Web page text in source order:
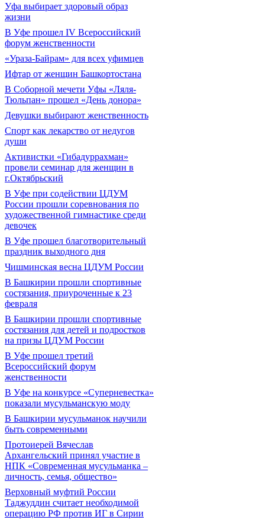
Уфа выбирает здоровый образ
жизни
В Уфе прошел IV Всероссийский
форум женственности
«Ураза-Байрам» для всех уфимцев
Ифтар от женщин Башкортостана
В Соборной мечети Уфы «Ляля-
Тюльпан» прошел «День донора»
Девушки выбирают женственность
Спорт как лекарство от недугов
души
Активистки «Гибадуррахман»
провели семинар для женщин в
г.Октябрьский
В Уфе при содействии ЦДУМ
России прошли соревнования по
художественной гимнастике среди
девочек
В Уфе прошел благотворительный
праздник выходного дня
Чишминская весна ЦДУМ России
В Башкирии прошли спортивные
состязания, приуроченные к 23
февраля
В Башкирии прошли спортивные
состязания для детей и подростков
на призы ЦДУМ России
В Уфе прошел третий
Всероссийский форум
женственности
В Уфе на конкурсе «Суперневестка»
показали мусульманскую моду
В Башкирии мусульманок научили
быть современными
Протоиерей Вячеслав
Архангельский принял участие в
НПК «Современная мусульманка –
личность, семья, общество»
Верховный муфтий России
Таджуддин считает необходимой
операцию РФ против ИГ в Сирии